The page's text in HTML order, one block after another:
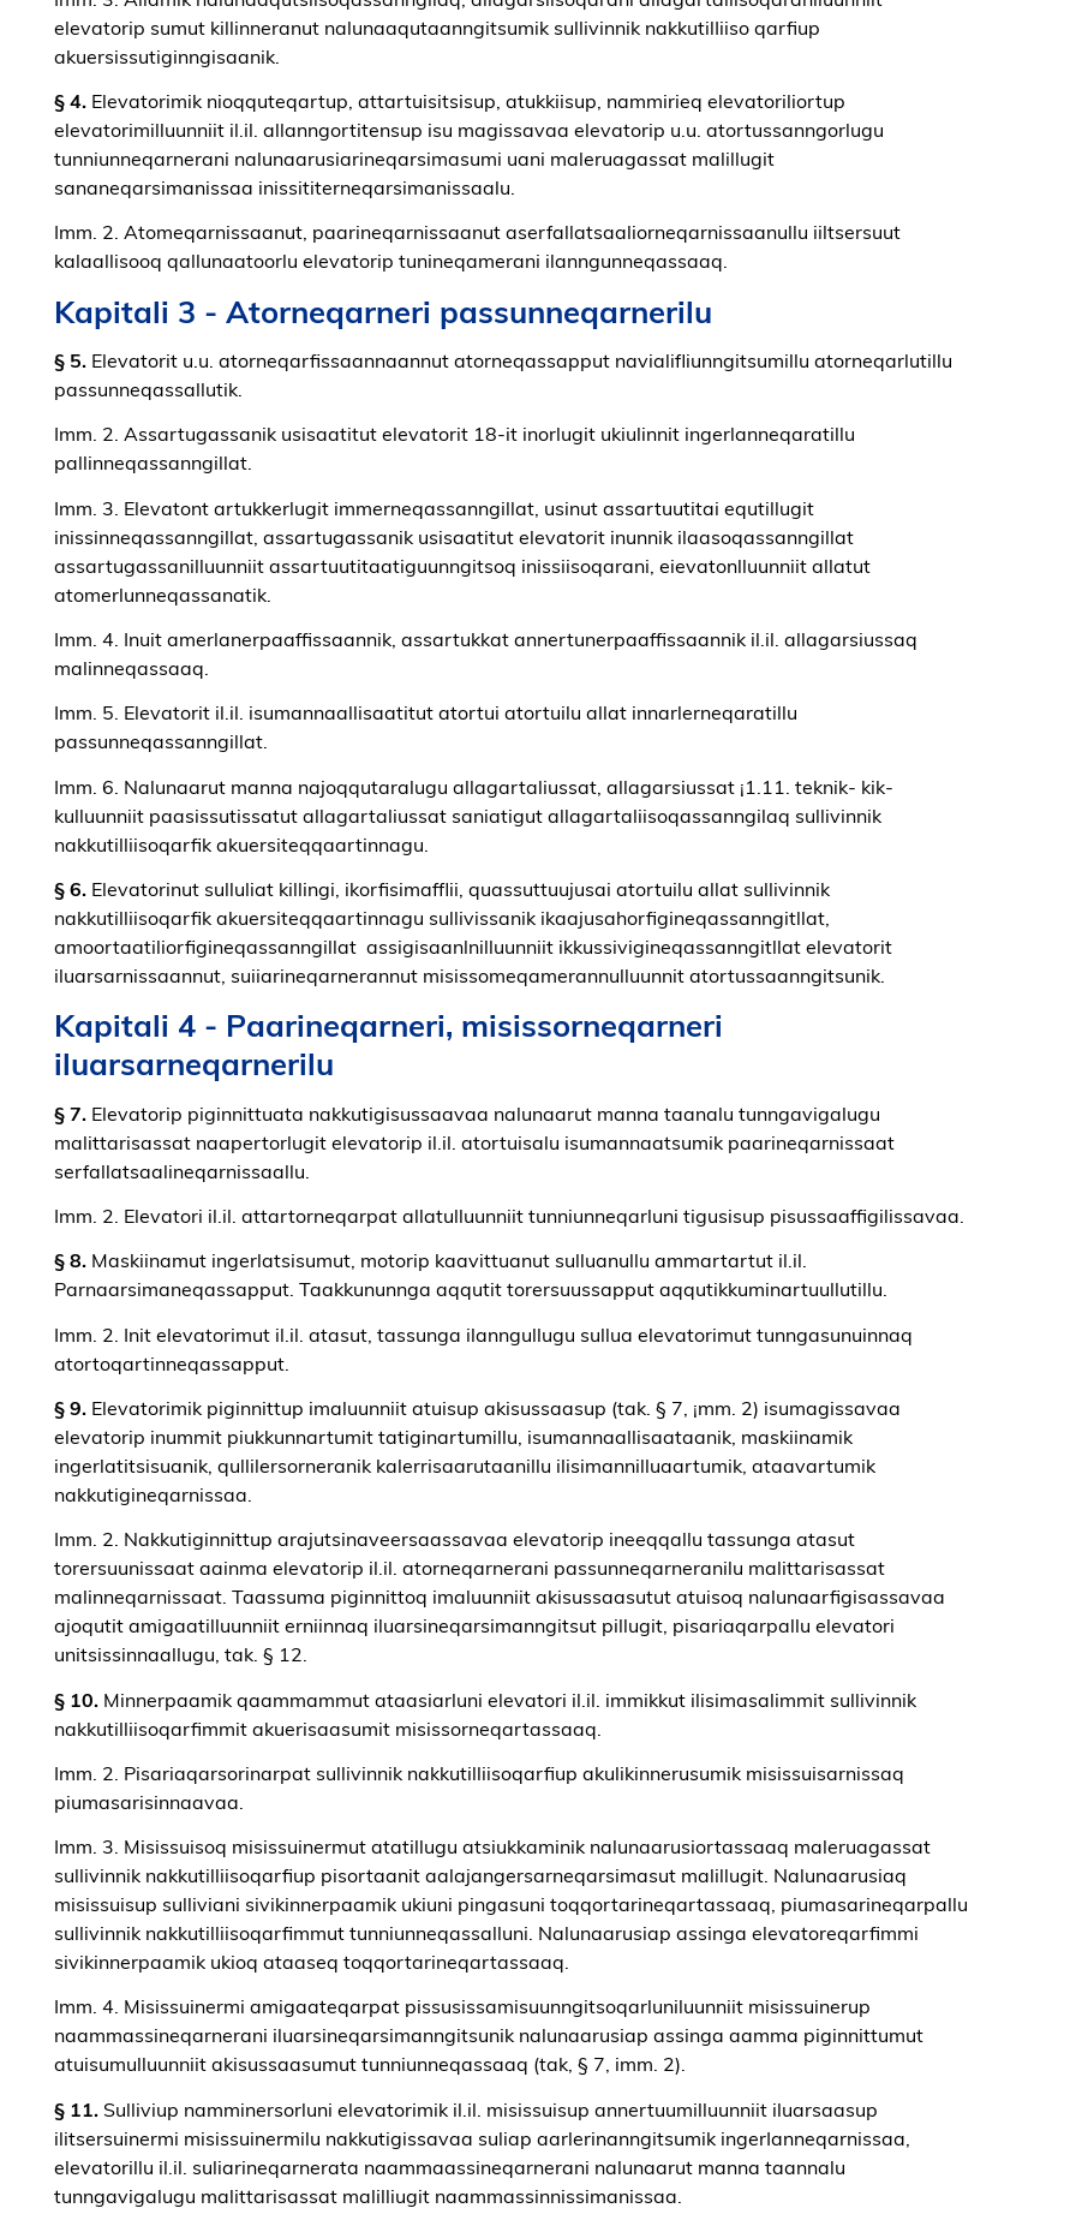
elevatorip sumut killinneranut nalunaaqutaanngitsumik sullivinnik nakkutilIiiso qarfiup
akuersissutiginngisaanik.
§ 4. Elevatorimik nioqquteqartup, attartuisitsisup, atukkiisup, nammirieq elevatoriliortup
elevatorimilluunniit il.il. allanngortitensup isu magissavaa elevatorip u.u. atortussanngorlugu
tunniunneqarnerani nalunaarusiarineqarsimasumi uani maleruagassat malillugit
sananeqarsimanissaa inissititerneqarsimanissaalu.
Imm. 2. Atomeqarnissaanut, paarineqarnissaanut aserfallatsaaliorneqarnissaanullu iiltsersuut
kalaallisooq qallunaatoorlu elevatorip tunineqamerani ilanngunneqassaaq.
Kapitali 3 - Atorneqarneri passunneqarnerilu
§ 5. Elevatorit u.u. atorneqarfissaannaannut atorneqassapput navialifliunngitsumillu atorneqarlutillu
passunneqassallutik.
Imm. 2. Assartugassanik usisaatitut elevatorit 18-it inorlugit ukiulinnit ingerlanneqaratillu
pallinneqassanngillat.
Imm. 3. Elevatont artukkerlugit immerneqassanngillat, usinut assartuutitai equtillugit
inissinneqassanngillat, assartugassanik usisaatitut elevatorit inunnik ilaasoqassanngillat
assartugassanilluunniit assartuutitaatiguunngitsoq inissiisoqarani, eievatonlluunniit allatut
atomerlunneqassanatik.
Imm. 4. Inuit amerlanerpaaffissaannik, assartukkat annertunerpaaffissaannik il.il. allagarsiussaq
malinneqassaaq.
Imm. 5. Elevatorit il.il. isumannaallisaatitut atortui atortuilu allat innarlerneqaratillu
passunneqassanngillat.
Imm. 6. Nalunaarut manna najoqqutaralugu allagartaliussat, allagarsiussat ¡1.11. teknik- kik-
kulluunniit paasissutissatut allagartaliussat saniatigut allagartaliisoqassanngilaq sullivinnik
nakkutilliisoqarfik akuersiteqqaartinnagu.
§ 6. Elevatorinut sulluliat killingi, ikorfisimafflii, quassuttuujusai atortuilu allat sullivinnik
nakkutilliisoqarfik akuersiteqqaartinnagu sullivissanik ikaajusahorfigineqassanngitllat,
amoortaatiliorfigineqassanngillat assigisaanlnilluunniit ikkussivigineqassanngitllat elevatorit
iluarsarnissaannut, suiiarineqarnerannut misissomeqamerannulluunnit atortussaanngitsunik.
Kapitali 4 - Paarineqarneri, misissorneqarneri
iluarsarneqarnerilu
§ 7. Elevatorip piginnittuata nakkutigisussaavaa nalunaarut manna taanalu tunngavigalugu
malittarisassat naapertorlugit elevatorip il.il. atortuisalu isumannaatsumik paarineqarnissaat
serfallatsaalineqarnissaallu.
Imm. 2. Elevatori il.il. attartorneqarpat allatulluunniit tunniunneqarluni tigusisup pisussaaffigilissavaa.
§ 8. Maskiinamut ingerlatsisumut, motorip kaavittuanut sulluanullu ammartartut il.il.
Parnaarsimaneqassapput. Taakkununnga aqqutit torersuussapput aqqutikkuminartuullutillu.
Imm. 2. Init elevatorimut il.il. atasut, tassunga ilanngullugu sullua elevatorimut tunngasunuinnaq
atortoqartinneqassapput.
§ 9. Elevatorimik piginnittup imaluunniit atuisup akisussaasup (tak. § 7, ¡mm. 2) isumagissavaa
elevatorip inummit piukkunnartumit tatiginartumillu, isumannaallisaataanik, maskiinamik
ingerlatitsisuanik, qullilersorneranik kalerrisaarutaanillu ilisimannilluaartumik, ataavartumik
nakkutigineqarnissaa.
Imm. 2. Nakkutiginnittup arajutsinaveersaassavaa elevatorip ineeqqallu tassunga atasut
torersuunissaat aainma elevatorip il.il. atorneqarnerani passunneqarneranilu malittarisassat
malinneqarnissaat. Taassuma piginnittoq imaluunniit akisussaasutut atuisoq nalunaarfigisassavaa
ajoqutit amigaatilluunniit erniinnaq iluarsineqarsimanngitsut pillugit, pisariaqarpallu elevatori
unitsissinnaallugu, tak. § 12.
§ 10. Minnerpaamik qaammammut ataasiarluni elevatori il.il. immikkut ilisimasalimmit sullivinnik
nakkutilliisoqarfimmit akuerisaasumit misissorneqartassaaq.
Imm. 2. Pisariaqarsorinarpat sullivinnik nakkutilliisoqarfiup akulikinnerusumik misissuisarnissaq
piumasarisinnaavaa.
Imm. 3. Misissuisoq misissuinermut atatillugu atsiukkaminik nalunaarusiortassaaq maleruagassat
sullivinnik nakkutilliisoqarfiup pisortaanit aalajangersarneqarsimasut malillugit. Nalunaarusiaq
misissuisup sulliviani sivikinnerpaamik ukiuni pingasuni toqqortarineqartassaaq, piumasarineqarpallu
sullivinnik nakkutilliisoqarfimmut tunniunneqassalluni. Nalunaarusiap assinga elevatoreqarfimmi
sivikinnerpaamik ukioq ataaseq toqqortarineqartassaaq.
Imm. 4. Misissuinermi amigaateqarpat pissusissamisuunngitsoqarluniluunniit misissuinerup
naammassineqarnerani iluarsineqarsimanngitsunik nalunaarusiap assinga aamma piginnittumut
atuisumulluunniit akisussaasumut tunniunneqassaaq (tak, § 7, imm. 2).
§ 11. Sulliviup namminersorluni elevatorimik il.il. misissuisup annertuumilluunniit iluarsaasup
ilitsersuinermi misissuinermilu nakkutigissavaa suliap aarlerinanngitsumik ingerIanneqarnissaa,
elevatorillu il.il. suliarineqarnerata naammaassineqarnerani nalunaarut manna taannalu
tunngavigalugu malittarisassat malilliugit naammassinnissimanissaa.